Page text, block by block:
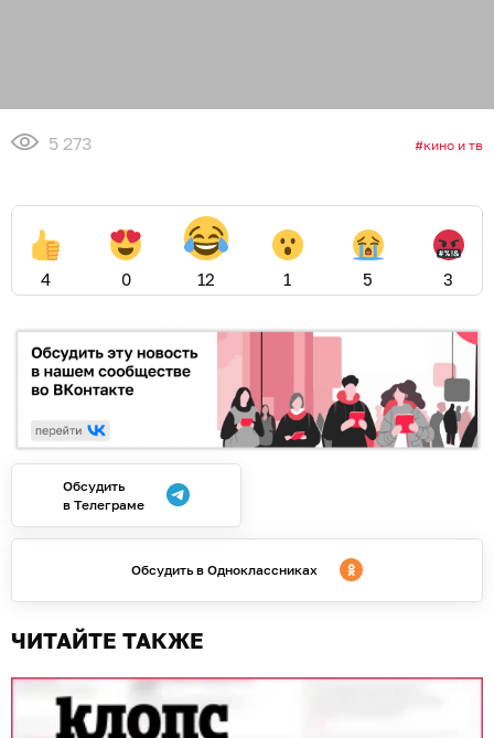
5 273 кино и тв
4 0 12 1 5 3
Обсудить
в Телеграме
Обсудить в Одноклассниках
ЧИТАЙТЕ ТАКЖЕ